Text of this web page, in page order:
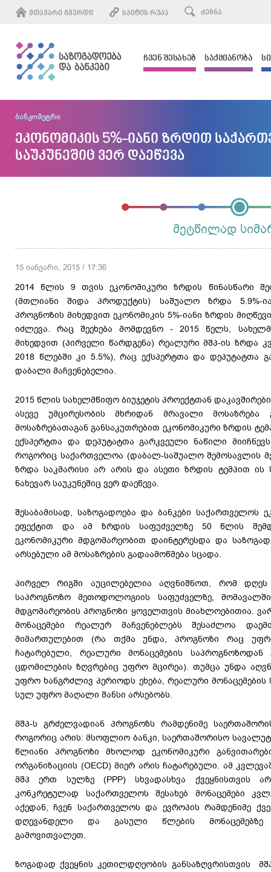
ᲛᲗᲐᲕᲐᲠᲘ ᲒᲕᲔᲠᲓᲘ ᲡᲐᲘᲢᲘᲡ ᲠᲣᲙᲐ
ᲩᲕᲔᲜ ᲨᲔᲡᲐᲮᲔᲑ ᲡᲐᲥᲛᲘᲐᲜᲝᲑᲐ
ბანკომეტრი
ეკონომიკის 5%-იანი ზრდით
საუკუნეშიც ვერ დაეწევა
მეტწილად
15 იანვარი, 2015 / 17:36
2014 წლის 9 თვის ეკონომიკური ზრდის წინასწარი
(მთლიანი შიდა პროდუქტის) საშუალო ზრდა 5.9%-
პროგნოზის მიხედვით ეკონომიკის 5%-იანი ზრდის
იძლევა. რაც შეეხება მომდევნო - 2015 წელს,
მიხედვით (პირველი წარდგენა) რეალური მშპ-ის ზრდა
2018 წლებში კი 5.5%), რაც ექსპერტთა და დეპუტატთა
დაბალი მაჩვენებელია.
2015 წლის სახელმწიფო ბიუჯეტის პროექტთან
ასევე უმცირესობის მხრიდან მრავალი
მოსაზრებათაგან განსაკუთრებით ეკონომიკური ზრდის
ექსპერტთა და დეპუტატთა გარკვეული ნაწილი
როგორიც საქართველოა (დაბალ-საშუალო შემოსავლის
ზრდა საკმარისი არ არის და ასეთი ზრდის ტემპით
ნახევარ საუკუნეშიც ვერ დაეწევა.
შესაბამისად, საზოგადოება და ბანკები საქართველოს
ეფექტით და ამ ზრდის საფუძველზე 50 წლის
ეკონომიკური მდგომარეობით დაინტერესდა და
არსებული ამ მოსაზრების გადაამოწმება სცადა.
პირველ რიგში აუცილებელია აღვნიშნოთ, რომ
საპროგნოზო მეთოდოლოგიის საფუძველზე,
მდგომარეობის პროგნოზი ყოველთვის მიახლოებითია.
მონაცემები რეალურ მაჩვენებლებს შესაძლოა
მიმართულებით (რა თქმა უნდა, პროგნოზი რაც
ჩატარებული, რეალური მონაცემების
ცდომილების ზღვრებიც უფრო მცირეა). თუმცა უნდა
უფრო ხანგრძლივ პერიოდს ეხება, რეალური
სულ უფრო მაღალი შანსი არსებობს.
მშპ-ს გრძელვადიან პროგნოზს რამდენიმე
როგორიც არის: მსოფლიო ბანკი, საერთაშორისო
წლიანი პროგნოზი მხოლოდ ეკონომიკური
ორგანიზაციის (OECD) მიერ არის ჩატარებული. ამ
მშპ ერთ სულზე (PPP) სხვადასხვა ქვეყნისთვის
კონკრეტულად საქართველოს შესახებ მონაცემები
აქედან, ჩვენ საქართველოს და ევროპის რამდენიმე
დღევანდელი და გასული წლების მონაცემებზე
გამოვითვალეთ.
ზოგადად ქვეყნის კეთილდღეობის განსაზღვრისთვის